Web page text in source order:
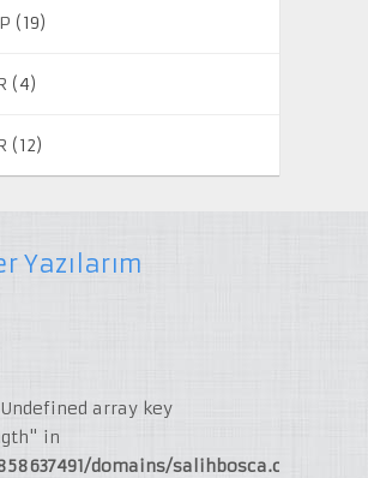
(19)
(4)
(12)
Yazılarım
array key
in
domains/salihbosca.com/